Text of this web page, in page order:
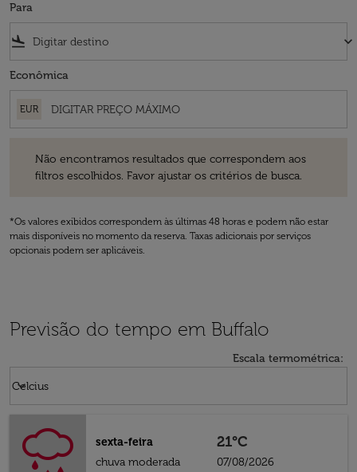
Para
flight_land keyboard_arrow_down
Econômica
EUR
Não encontramos resultados que correspondem aos
filtros escolhidos. Favor ajustar os critérios de busca.
*Os valores exibidos correspondem às últimas 48 horas e podem não estar
mais disponíveis no momento da reserva. Taxas adicionais por serviços
opcionais podem ser aplicáveis.
Previsão do tempo em Buffalo
Escala termométrica:
Celcius
keyboard_arrow_down
sexta-feira
chuva moderada
21°C
07/08/2026